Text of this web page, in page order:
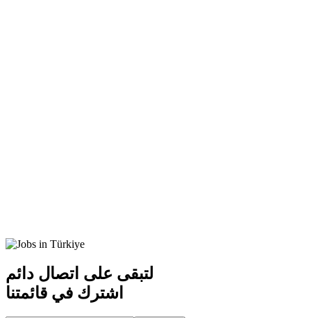
لتبقى على اتصال دائم
اشترك في قائمتنا